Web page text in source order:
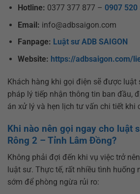
Hotline: 0377 377 877 – 0907 520
Email: info@adbsaigon.com
Fanpage: Luật sư ADB SAIGON
Website: https://adbsaigon.com/
Khách hàng khi gọi điện sẽ được luật
pháp lý tiếp nhận thông tin ban đầu,
án xử lý và hẹn lịch tư vấn chi tiết khi
Khi nào nên gọi ngay cho luật
Rông 2 – Tỉnh Lâm Đồng?
Không phải đợi đến khi vụ việc trở
luật sư. Thực tế, rất nhiều tình huống
sớm để phòng ngừa rủi ro: